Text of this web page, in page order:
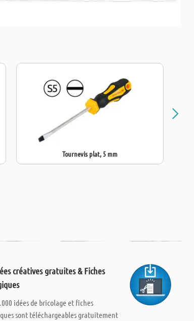
Tournevis plat, 5 mm
créatives gratuites & Fiches
idées de bricolage et fiches
sont téléchargeables gratuitement